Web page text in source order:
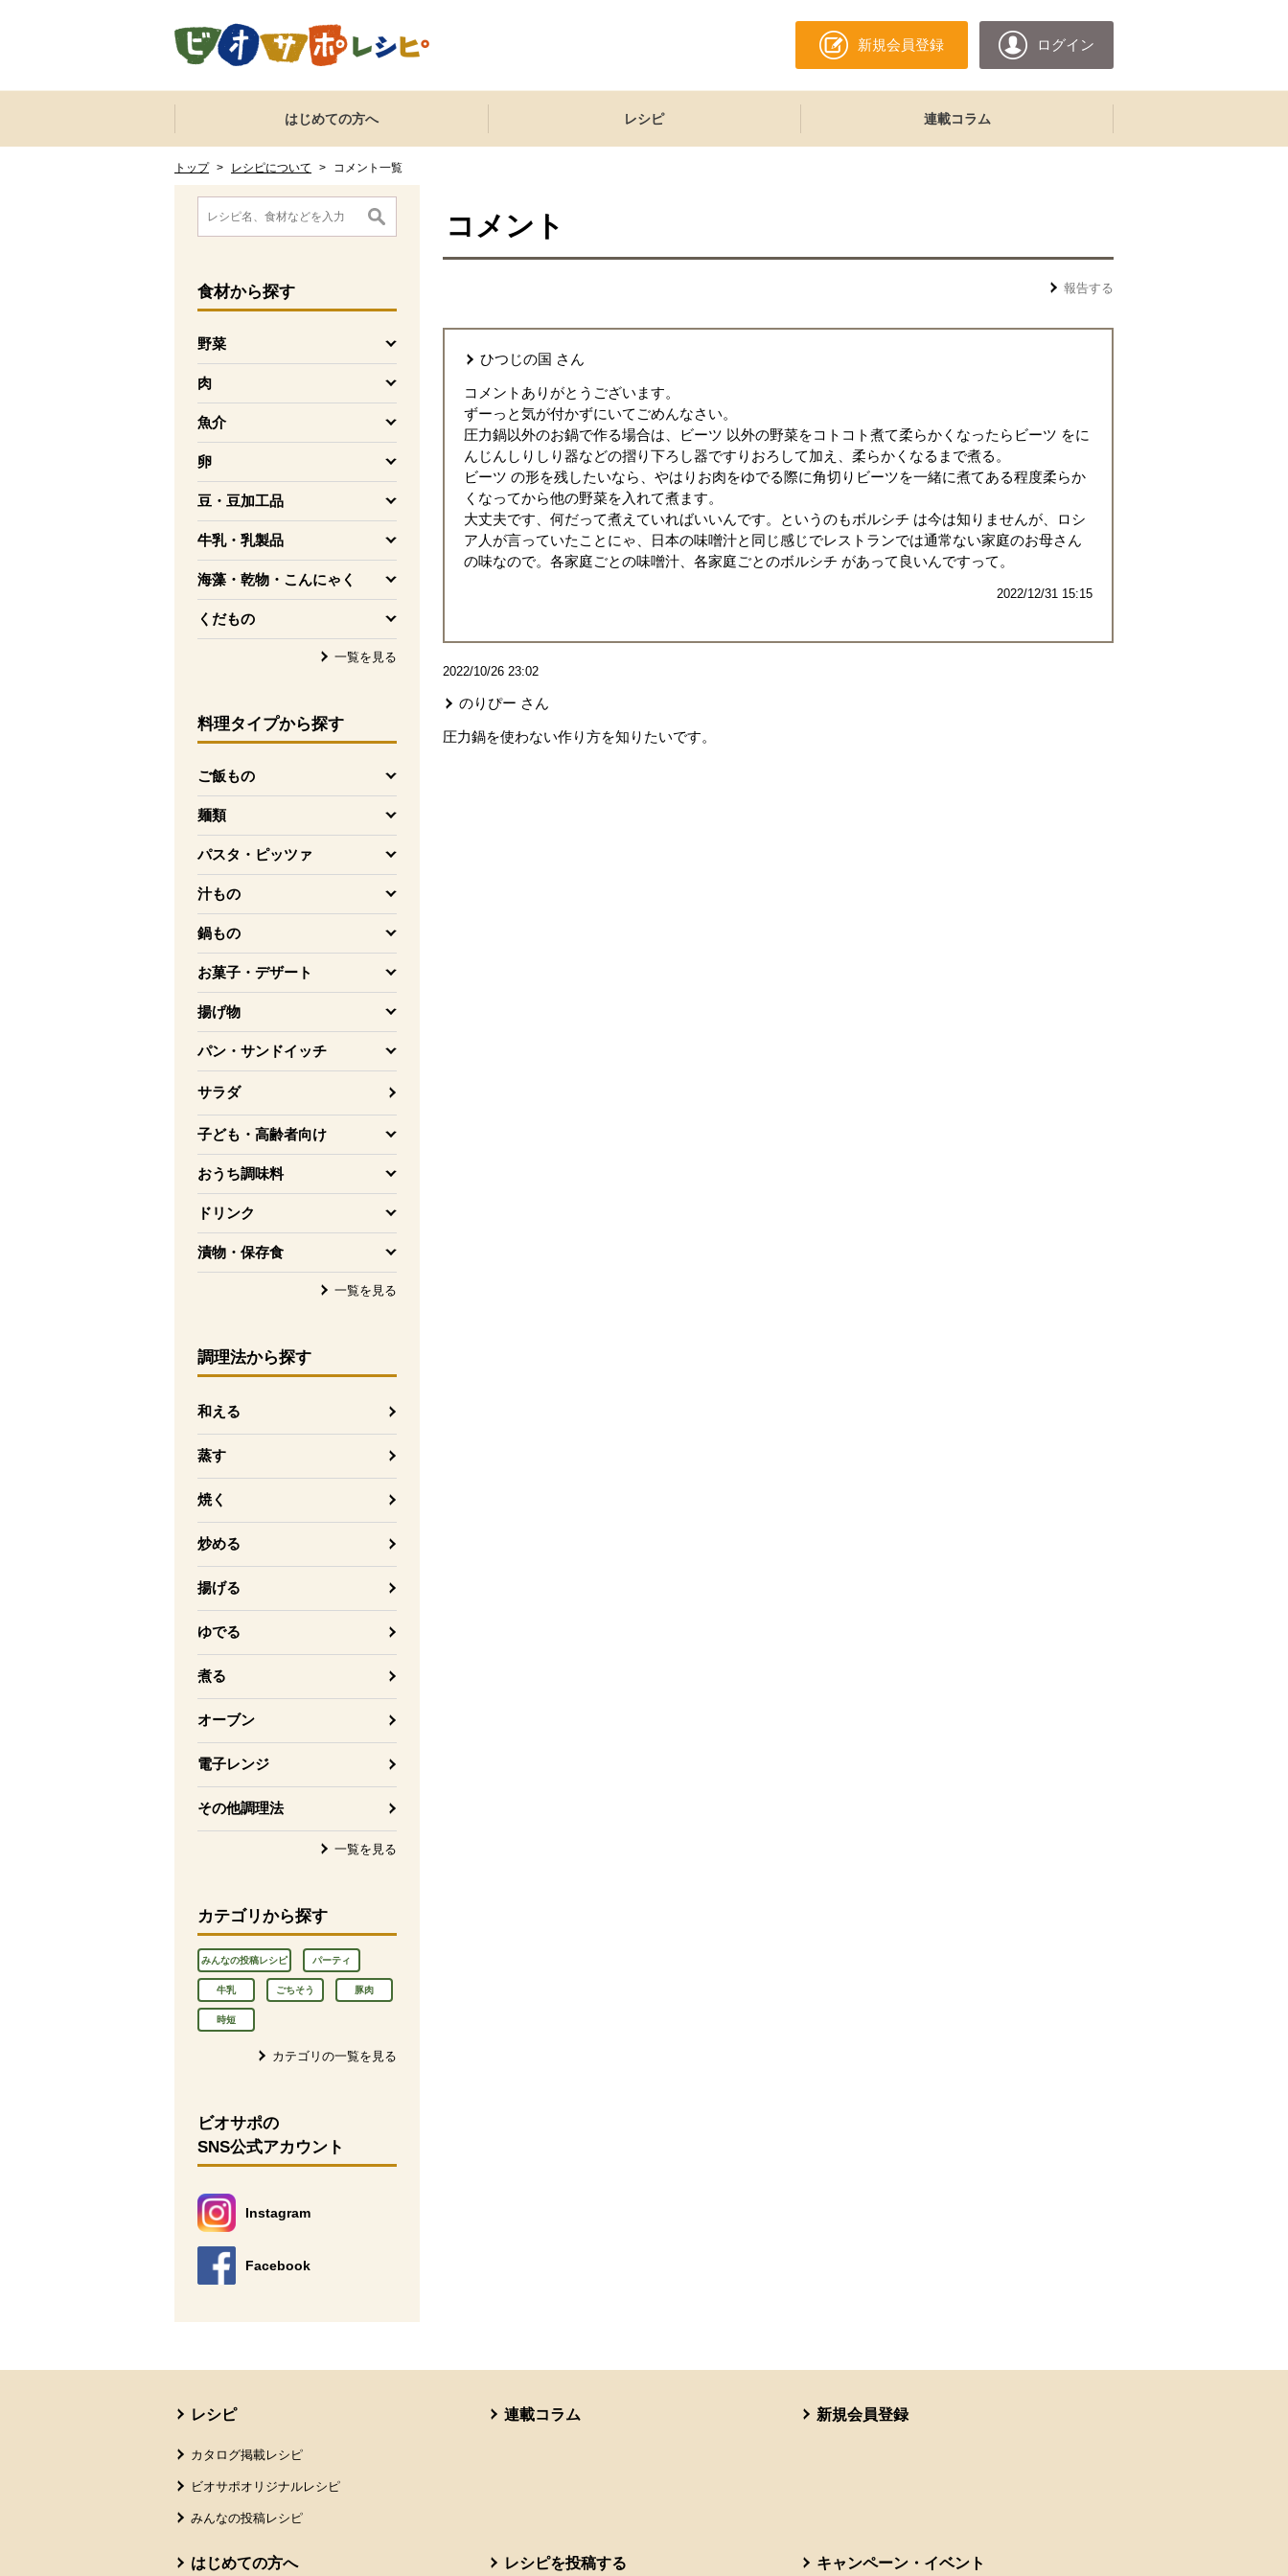
新規会員登録 ログイン
ここからサイト内共通メニューです。
サイト内共通メニューをスキップする
はじめての方へ レシピ 連載コラム
トップ > レシピについて > コメント一覧
ここから消費材検索メニューです。
食材から探す
野菜
を開く
肉
を開く
魚介
を開く
卵
を開く
豆・豆加工品
を開く
牛乳・乳製品
を開く
海藻・乾物・こんにゃく
を開く
くだもの
を開く
一覧を見る
料理タイプから探す
ご飯もの
を開く
麺類
を開く
パスタ・ピッツァ
を開く
汁もの
を開く
鍋もの
を開く
お菓子・デザート
を開く
揚げ物
を開く
パン・サンドイッチ
を開く
サラダ
子ども・高齢者向け
を開く
おうち調味料
を開く
ドリンク
を開く
漬物・保存食
を開く
一覧を見る
調理法から探す
和える
蒸す
焼く
炒める
揚げる
ゆでる
煮る
オーブン
電子レンジ
その他調理法
一覧を見る
カテゴリから探す
みんなの投稿レシピ パーティ
牛乳 ごちそう 豚肉
時短
カテゴリの一覧を見る
消費材検索メニューここまで。
ここから本文です。
ビオサポの
SNS公式アカウント
Instagram
別のウィンドウで開きます。
Facebook
別のウィンドウで開きます。
コメント
報告する
ひつじの国 さん
コメントありがとうございます。
ずーっと気が付かずにいてごめんなさい。
圧力鍋以外のお鍋で作る場合は、ビーツ 以外の野菜をコトコト煮て柔らかくなったらビーツ をに
んじんしりしり器などの摺り下ろし器ですりおろして加え、柔らかくなるまで煮る。
ビーツ の形を残したいなら、やはりお肉をゆでる際に角切りビーツを一緒に煮てある程度柔らか
くなってから他の野菜を入れて煮ます。
大丈夫です、何だって煮えていればいいんです。というのもボルシチ は今は知りませんが、ロシ
ア人が言っていたことにゃ、日本の味噌汁と同じ感じでレストランでは通常ない家庭のお母さん
の味なので。各家庭ごとの味噌汁、各家庭ごとのボルシチ があって良いんですって。
2022/12/31 15:15
2022/10/26 23:02
のりぴー さん
圧力鍋を使わない作り方を知りたいです。
レシピ
カタログ掲載レシピ
ビオサポオリジナルレシピ
みんなの投稿レシピ
連載コラム 新規会員登録
はじめての方へ レシピを投稿する キャンペーン・イベント